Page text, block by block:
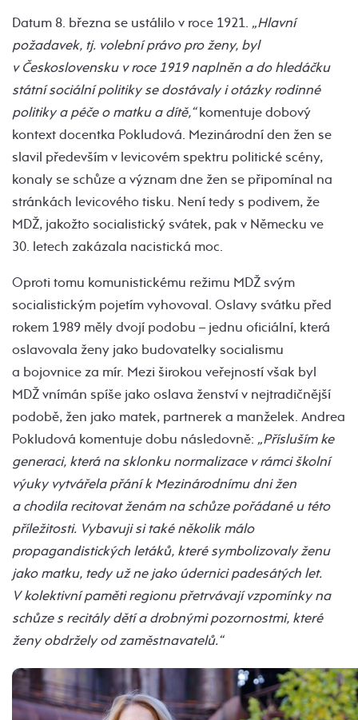
Datum 8. března se ustálilo v roce 1921. „Hlavní
požadavek, tj. volební právo pro ženy, byl
v Československu v roce 1919 naplněn a do hledáčku
státní sociální politiky se dostávaly i otázky rodinné
politiky a péče o matku a dítě,“komentuje dobový
kontext docentka Pokludová. Mezinárodní den žen se
slavil především v levicovém spektru politické scény,
konaly se schůze a význam dne žen se připomínal na
stránkách levicového tisku. Není tedy s podivem, že
MDŽ, jakožto socialistický svátek, pak v Německu ve
30. letech zakázala nacistická moc.
Oproti tomu komunistickému režimu MDŽ svým
socialistickým pojetím vyhovoval. Oslavy svátku před
rokem 1989 měly dvojí podobu – jednu oficiální, která
oslavovala ženy jako budovatelky socialismu
a bojovnice za mír. Mezi širokou veřejností však byl
MDŽ vnímán spíše jako oslava ženství v nejtradičnější
podobě, žen jako matek, partnerek a manželek. Andrea
Pokludová komentuje dobu následovně: „Přísluším ke
generaci, která na sklonku normalizace v rámci školní
výuky vytvářela přání k Mezinárodnímu dni žen
a chodila recitovat ženám na schůze pořádané u této
příležitosti. Vybavuji si také několik málo
propagandistických letáků, které symbolizovaly ženu
jako matku, tedy už ne jako údernici padesátých let.
V kolektivní paměti regionu přetrvávají vzpomínky na
schůze s recitály dětí a drobnými pozornostmi, které
ženy obdržely od zaměstnavatelů.“